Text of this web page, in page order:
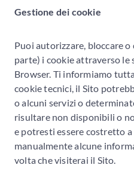
Gestione dei cookie
Puoi autorizzare, bloccare
parte) i cookie attraverso
Browser. Ti informiamo
cookie tecnici, il Sito
o alcuni servizi o
risultare non disponibili o
e potresti essere costretto
manualmente alcune
volta che visiterai il Sito.